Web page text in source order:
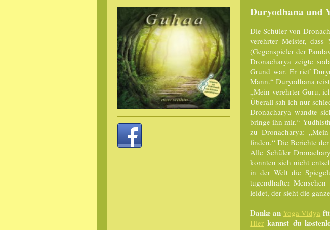
Duryodhana und
Die Schüler von
verehrter Meister,
(Gegenspieler der
Dronacharya zeigte
Grund war. Er rief
Mann.“ Duryodhana
„Mein verehrter Guru,
Überall sah ich nur
Dronacharya wandte
bringe ihn mir.“
zu Dronacharya:
finden.“ Die Berichte
Alle Schüler
konnten sich nicht
in der Welt die
tugendhafter
leidet, der sieht die
Danke an Yoga Vidya
Hier kannst du